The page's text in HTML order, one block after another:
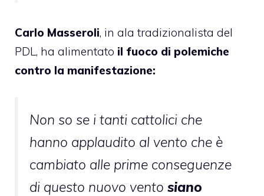
Carlo Masseroli, in ala tradizionalista del
PDL, ha alimentato il fuoco di polemiche
contro la manifestazione:
Non so se i tanti cattolici che
hanno applaudito al vento che è
cambiato alle prime conseguenze
di questo nuovo vento siano